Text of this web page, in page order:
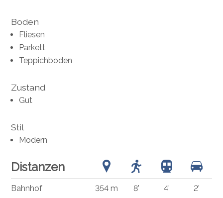
Boden
Fliesen
Parkett
Teppichboden
Zustand
Gut
Stil
Modern
Distanzen
Bahnhof 354 m 8' 4' 2'